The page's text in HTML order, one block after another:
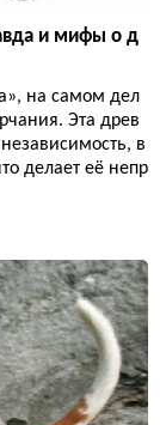
и мифы о д
на самом дел
Эта древ
в
делает её непр